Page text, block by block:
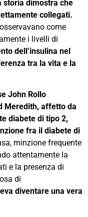
storia dimostra che
collegati.
come
i livelli di
dell’insulina nel
tra la vita e la
John Rollo
Meredith, affetto da
diabete di tipo 2,
fra il diabete di
minzione frequente
attentamente la
e la presenza di
di
diventare una vera